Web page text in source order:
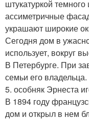
штукатуркой
ассиметричные
украшают широкие
Сегодня дом в
использует, вокруг
В Петербурге. При
семьи его владельца.
5. особняк Эрнеста
В 1894 году
дом и открыл в нем